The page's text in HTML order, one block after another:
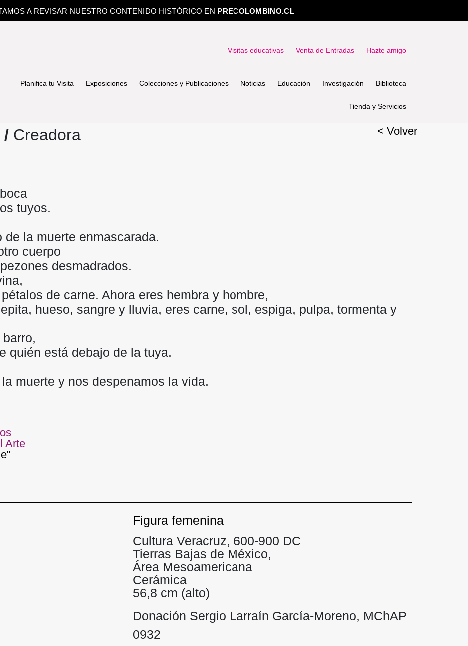
A REVISAR NUESTRO CONTENIDO HISTÓRICO EN PRECOLOMBINO.CL
Visitas educativas Venta de Entradas Hazte amigo
Planifica tu Visita Exposiciones Colecciones y Publicaciones Noticias Educación Investigación Biblioteca
Tienda y Servicios
/ Creadora < Volver
tuyos.
la muerte enmascarada.
cuerpo
desmadrados.
de carne. Ahora eres hembra y hombre,
hueso, sangre y lluvia, eres carne, sol, espiga, pulpa, tormenta y
quién está debajo de la tuya.
muerte y nos despenamos la vida.
Arte
Figura femenina
Cultura Veracruz, 600-900 DC
Tierras Bajas de México,
Área Mesoamericana
Cerámica
56,8 cm (alto)
Donación Sergio Larraín García-Moreno, MChAP
0932